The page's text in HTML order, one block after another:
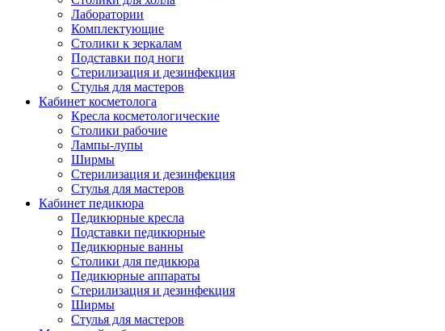
Лаборатории
Комплектующие
Столики к зеркалам
Подставки под ноги
Стерилизация и дезинфекция
Стулья для мастеров
Кабинет косметолога
Кресла косметологические
Столики рабочие
Лампы-лупы
Ширмы
Стерилизация и дезинфекция
Стулья для мастеров
Кабинет педикюра
Педикюрные кресла
Подставки педикюрные
Педикюрные ванны
Столики для педикюра
Педикюрные аппараты
Стерилизация и дезинфекция
Ширмы
Стулья для мастеров